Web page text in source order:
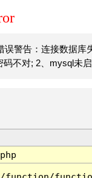
误警告：连接数据库
不对; 2、mysql未启